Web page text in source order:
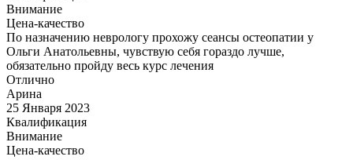
Внимание
Цена-качество
По назначению неврологу прохожу сеансы остеопатии у
Ольги Анатольевны, чувствую себя гораздо лучше,
обязательно пройду весь курс лечения
Отлично
Арина
25 Января 2023
Квалификация
Внимание
Цена-качество